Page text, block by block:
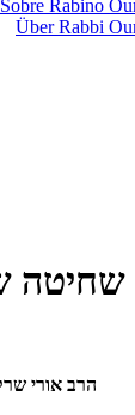
Sobre Rabino
Über Rabbi
שחיטה
הרב אורי